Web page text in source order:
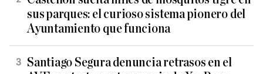
sus parques: el curioso sistema pionero del
Ayuntamiento que funciona
Santiago Segura denuncia retrasos en el